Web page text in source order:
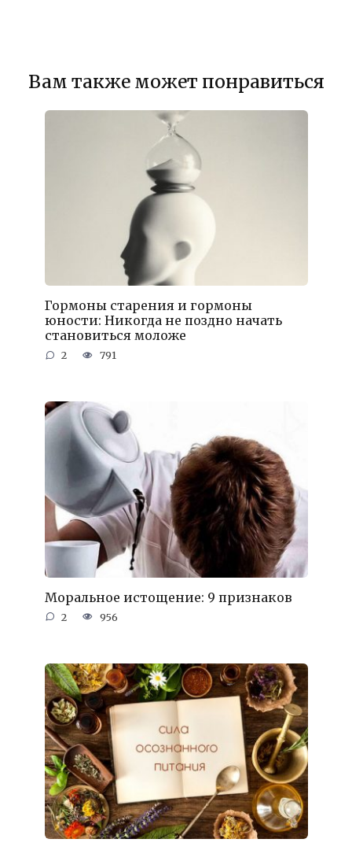
Вам также может понравиться
Гормоны старения и гормоны
юности: Никогда не поздно начать
становиться моложе
2 791
Моральное истощение: 9 признаков
2 956